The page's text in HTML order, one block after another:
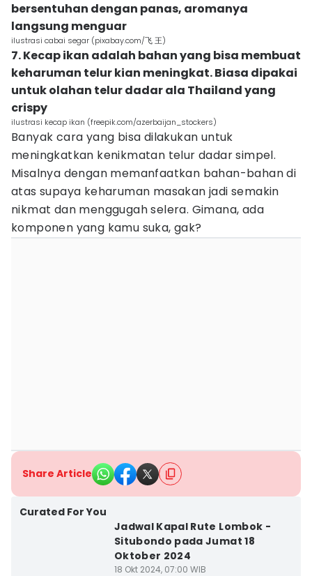
bersentuhan dengan panas, aromanya
langsung menguar
ilustrasi cabai segar (pixabay.com/飞 王)
7. Kecap ikan adalah bahan yang bisa membuat
keharuman telur kian meningkat. Biasa dipakai
untuk olahan telur dadar ala Thailand yang
crispy
ilustrasi kecap ikan (freepik.com/azerbaijan_stockers)
Banyak cara yang bisa dilakukan untuk
meningkatkan kenikmatan telur dadar simpel.
Misalnya dengan memanfaatkan bahan-bahan di
atas supaya keharuman masakan jadi semakin
nikmat dan menggugah selera. Gimana, ada
komponen yang kamu suka, gak?
Share Article
Curated For You
Jadwal Kapal Rute Lombok -
Situbondo pada Jumat 18
Oktober 2024
18 Okt 2024, 07:00 WIB